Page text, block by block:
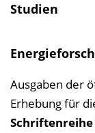
Studien
Ausgaben der
Erhebung für
Schriftenreihe